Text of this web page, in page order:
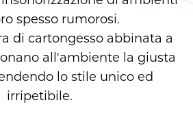
spesso rumorosi.
di cartongesso abbinata a
all'ambiente la giusta
lo stile unico ed
irripetibile.